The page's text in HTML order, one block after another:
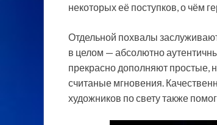
некоторых её поступков, о чём
Отдельной похвалы
в целом — абсолютно
прекрасно дополняют простые,
считаные мгновения.
художников по свету также